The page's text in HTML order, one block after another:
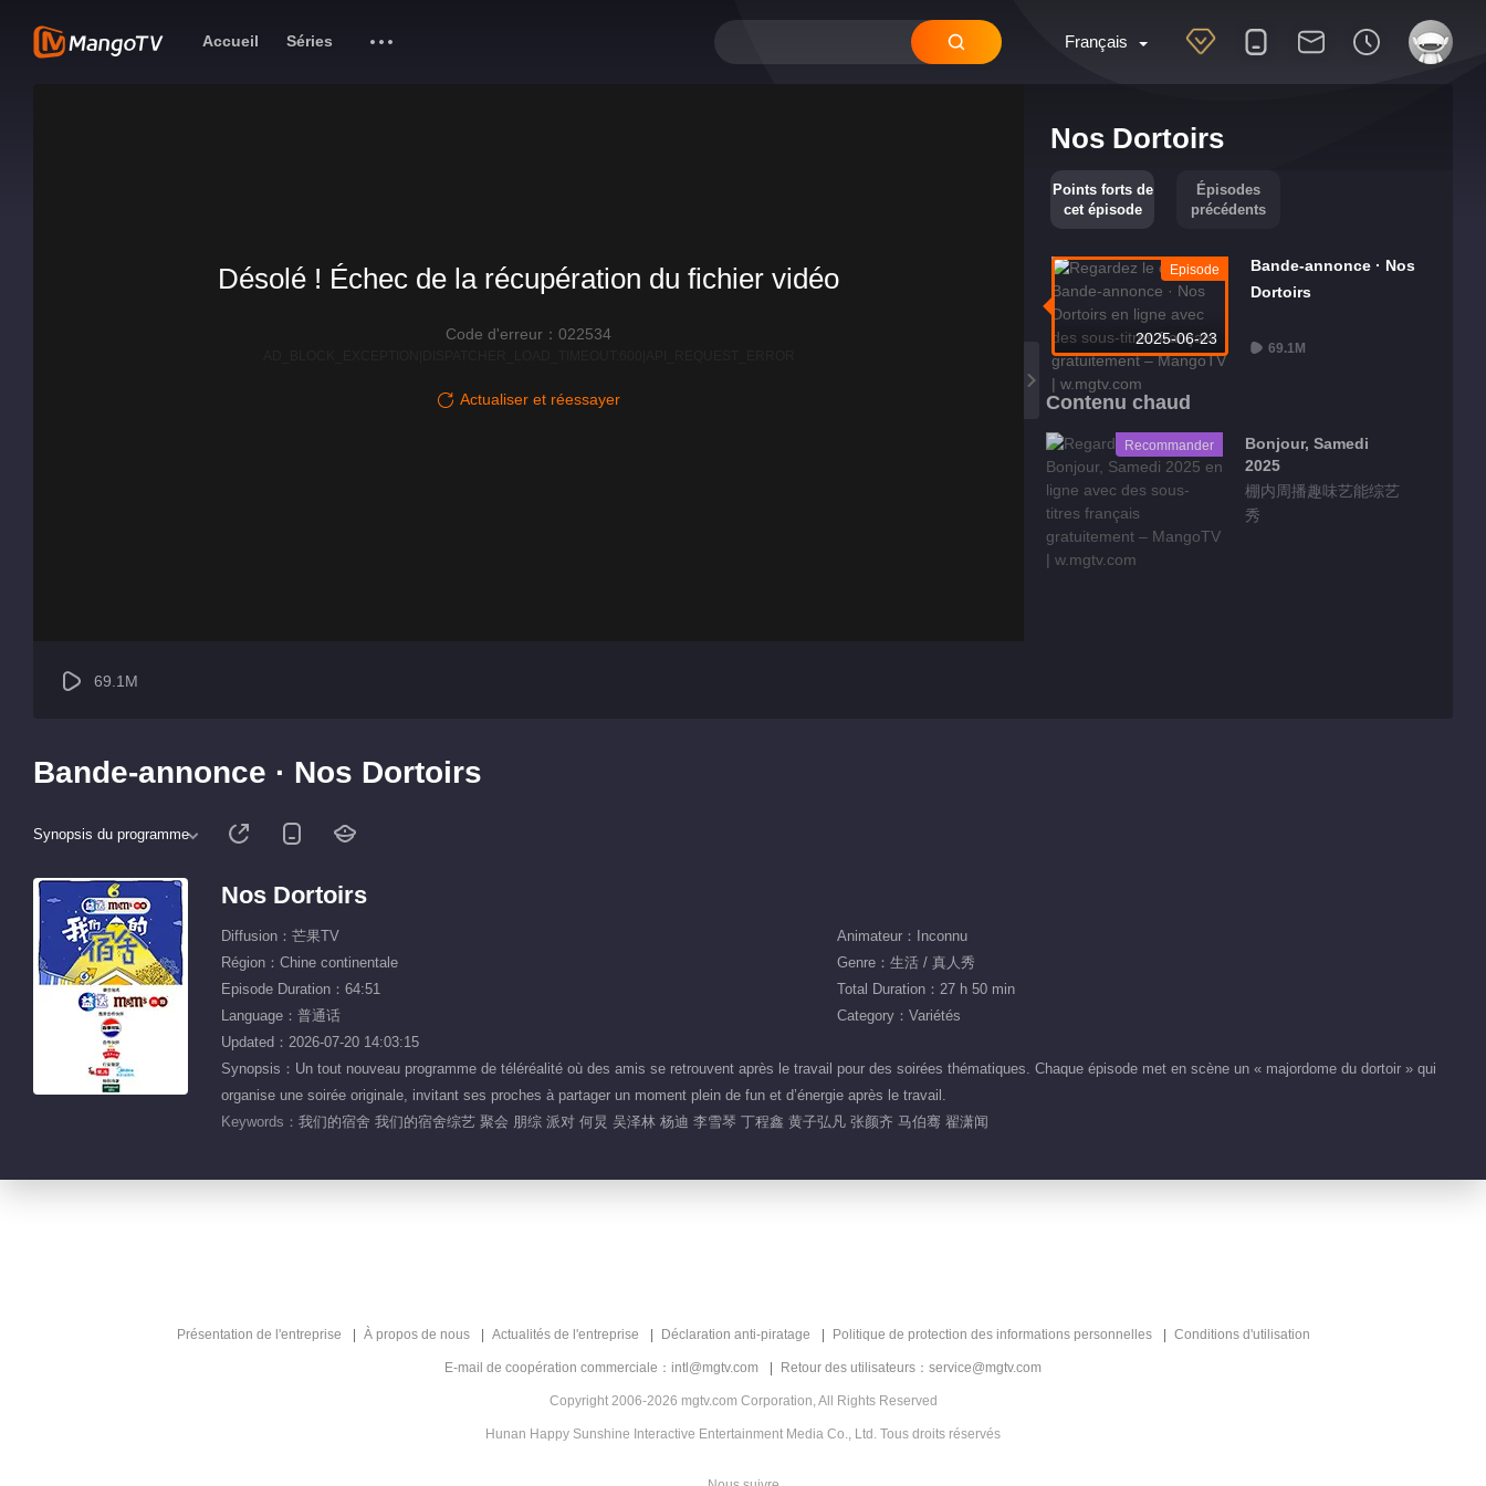
Français
Accueil Séries
Nos Dortoirs
Points forts de
cet épisode
Épisodes
précédents
2025-06-23
Episode
Bande-annonce · Nos
Dortoirs
69.1M
Contenu chaud
Recommander
Bonjour, Samedi
2025
棚内周播趣味艺能综艺
秀
Désolé ! Échec de la récupération du fichier vidéo
Code d'erreur：022534
Actualiser et réessayer
69.1M
Bande-annonce · Nos Dortoirs
Synopsis du programme
Nos Dortoirs
Diffusion：芒果TV
Animateur：Inconnu
Région：Chine continentale
Genre：生活 / 真人秀
Episode Duration：64:51
Total Duration：27 h 50 min
Language：普通话
Category：Variétés
Updated：2026-07-20 14:03:15
Synopsis：Un tout nouveau programme de téléréalité où des amis se retrouvent après le travail pour des soirées thématiques. Chaque épisode met en scène un « majordome du dortoir » qui
organise une soirée originale, invitant ses proches à partager un moment plein de fun et d’énergie après le travail.
Keywords： 我们的宿舍 我们的宿舍综艺 聚会 朋综 派对 何炅 吴泽林 杨迪 李雪琴 丁程鑫 黄子弘凡 张颜齐 马伯骞 翟潇闻
Présentation de l'entreprise À propos de nous Actualités de l'entreprise Déclaration anti-piratage Politique de protection des informations personnelles Conditions d'utilisation
E-mail de coopération commerciale：intl@mgtv.com Retour des utilisateurs：service@mgtv.com
Copyright 2006-2026 mgtv.com Corporation, All Rights Reserved
Hunan Happy Sunshine Interactive Entertainment Media Co., Ltd. Tous droits réservés